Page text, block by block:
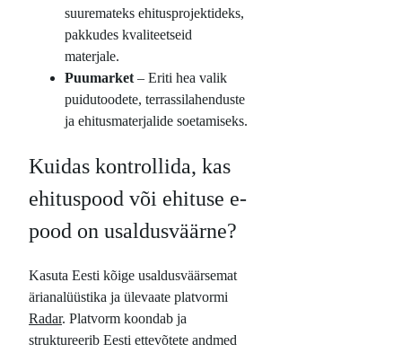
suuremateks ehitusprojektideks,
pakkudes kvaliteetseid
materjale.
Puumarket – Eriti hea valik
puidutoodete, terrassilahenduste
ja ehitusmaterjalide soetamiseks.
Kuidas kontrollida, kas
ehituspood või ehituse e-
pood on usaldusväärne?
Kasuta Eesti kõige usaldusväärsemat
ärianalüüstika ja ülevaate platvormi
Radar. Platvorm koondab ja
struktureerib Eesti ettevõtete andmed